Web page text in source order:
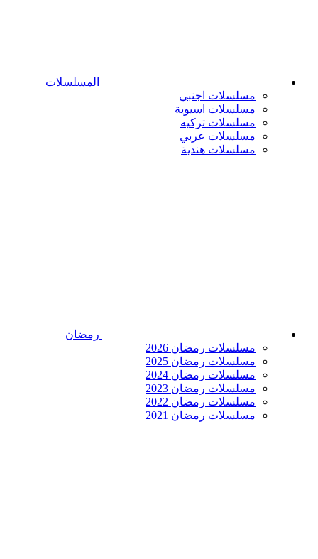
المسلسلات
مسلسلات اجنبي
مسلسلات اسيوية
مسلسلات تركيه
مسلسلات عربي
مسلسلات هندية
رمضان
مسلسلات رمضان 2026
مسلسلات رمضان 2025
مسلسلات رمضان 2024
مسلسلات رمضان 2023
مسلسلات رمضان 2022
مسلسلات رمضان 2021